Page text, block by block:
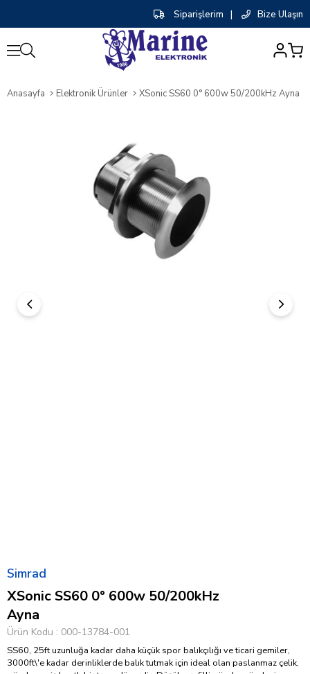
Siparişlerim | Bize Ulaşın
Anasayfa Elektronik Ürünler XSonic SS60 0° 600w 50/200kHz Ayna
Simrad
XSonic SS60 0° 600w 50/200kHz
Ayna
Ürün Kodu 000-13784-001
SS60, 25ft uzunluğa kadar daha küçük spor balıkçılığı ve ticari gemiler,
3000ft\'e kadar derinliklerde balık tutmak için ideal olan paslanmaz çelik,